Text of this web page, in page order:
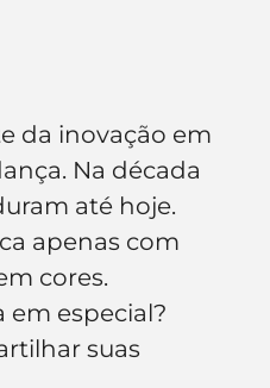
da inovação em
Na década
até hoje.
apenas com
cores.
em especial?
suas